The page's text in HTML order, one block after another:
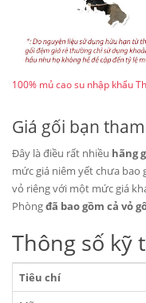
100% mủ cao su nhập khẩu
Giá gối bạn
Đây là điều rất nhiều hãng
mức giá niêm yết chưa bao
vỏ riêng với một mức giá
Phòngđã bao gồm cả vỏ
Thông số kỹ
Tiêu chí